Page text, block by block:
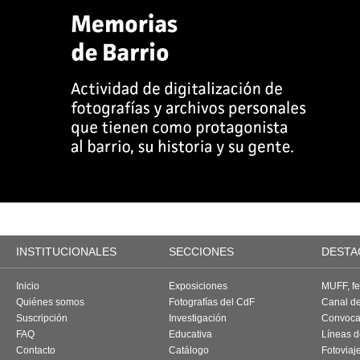
INSTITUCIONALES SECCIONES
Inicio
Quiénes somos
Suscripción
FAQ
Contacto
Exposiciones
Fotografías del CdF
Investigación
Educativa
Catálogo
MUFF,
Canal
Líneas